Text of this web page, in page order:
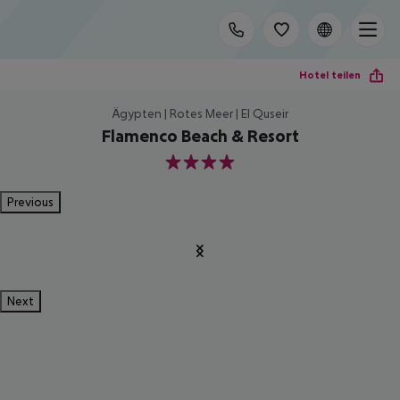
Hotel teilen
Ägypten | Rotes Meer | El Quseir
Flamenco Beach & Resort
4
Previous
Next